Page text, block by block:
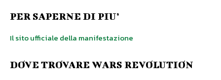
PER SAPERNE DI PIU’
Il sito ufficiale della manifestazione
DOVE TROVARE WARS REVOLUTION